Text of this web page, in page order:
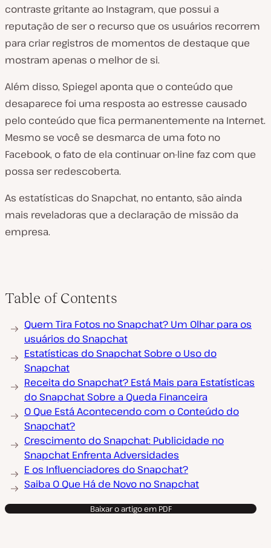
contraste gritante ao Instagram, que possui a
reputação de ser o recurso que os usuários recorrem
para criar registros de momentos de destaque que
mostram apenas o melhor de si.
Além disso, Spiegel aponta que o conteúdo que
desaparece foi uma resposta ao estresse causado
pelo conteúdo que fica permanentemente na Internet.
Mesmo se você se desmarca de uma foto no
Facebook, o fato de ela continuar on-line faz com que
possa ser redescoberta.
As estatísticas do Snapchat, no entanto, são ainda
mais reveladoras que a declaração de missão da
empresa.
Table of Contents
Quem Tira Fotos no Snapchat? Um Olhar para os
usuários do Snapchat
Estatísticas do Snapchat Sobre o Uso do
Snapchat
Receita do Snapchat? Está Mais para Estatísticas
do Snapchat Sobre a Queda Financeira
O Que Está Acontecendo com o Conteúdo do
Snapchat?
Crescimento do Snapchat: Publicidade no
Snapchat Enfrenta Adversidades
E os Influenciadores do Snapchat?
Saiba O Que Há de Novo no Snapchat
Baixar o artigo em PDF